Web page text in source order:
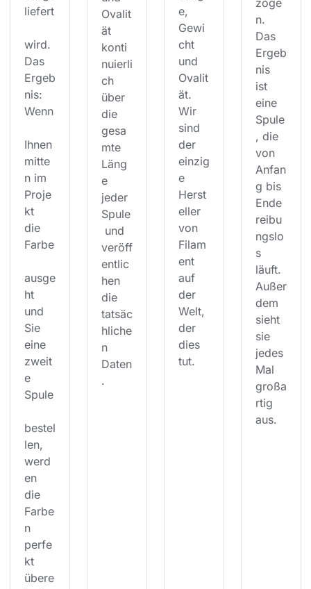
liefert
wird.
Das
Ergeb
nis:
Wenn
Ihnen
mitte
n im
Proje
kt
die
Farbe
ausge
ht
und
Sie
eine
zweit
e
Spule
bestel
len,
werd
en
die
Farbe
n
perfe
kt
übere
Ovalit
ät
konti
nuierli
ch
über
die
gesa
mte
Läng
e
jeder
Spule
und
veröff
entlic
hen
die
tatsäc
hliche
n
Daten
.
e,
Gewi
cht
und
Ovalit
ät.
Wir
sind
der
einzig
e
Herst
eller
von
Filam
ent
auf
der
Welt,
der
dies
tut.
zoge
n.
Das
Ergeb
nis
ist
eine
Spule
, die
von
Anfan
g bis
Ende
reibu
ngslo
s
läuft.
Außer
dem
sieht
sie
jedes
Mal
großa
rtig
aus.